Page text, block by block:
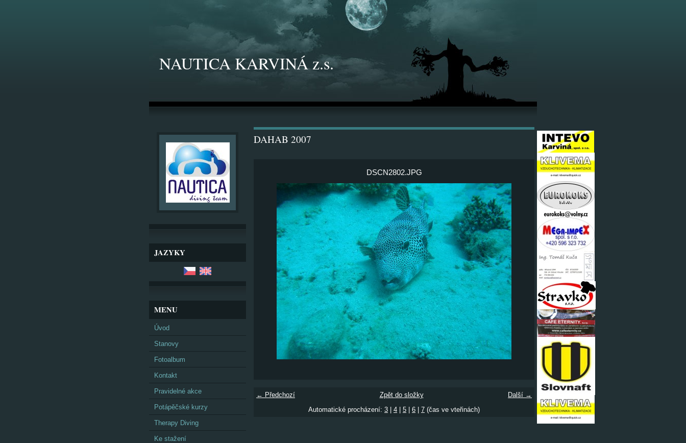
NAUTICA KARVINÁ z.s.
JAZYKY
MENU
Úvod
Stanovy
Fotoalbum
Kontakt
Pravidelné akce
Potápěčské kurzy
Therapy Diving
Ke stažení
DAHAB 2007
DSCN2802.JPG
← Předchozí Další →
Zpět do složky
Automatické procházení: 3 4 5 6 7 (čas ve vteřinách)